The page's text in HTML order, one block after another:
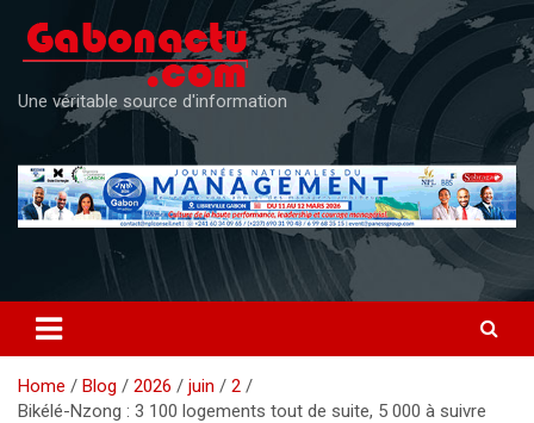
content
Une véritable source d'information
Home Blog 2026 juin
2
Bikélé-Nzong : 3 100 logements tout de suite, 5 000 à suivre